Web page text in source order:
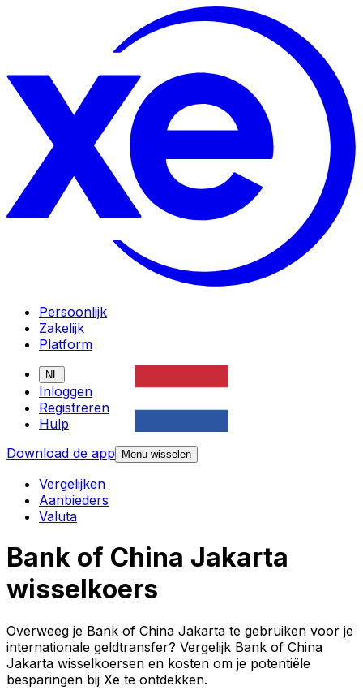
Persoonlijk
Zakelijk
Platform
NL
Inloggen
Registreren
Hulp
Download de app
Menu wisselen
Vergelijken
Aanbieders
Valuta
Bank of China Jakarta
wisselkoers
Overweeg je Bank of China Jakarta te gebruiken voor je
internationale geldtransfer? Vergelijk Bank of China
Jakarta wisselkoersen en kosten om je potentiële
besparingen bij Xe te ontdekken.